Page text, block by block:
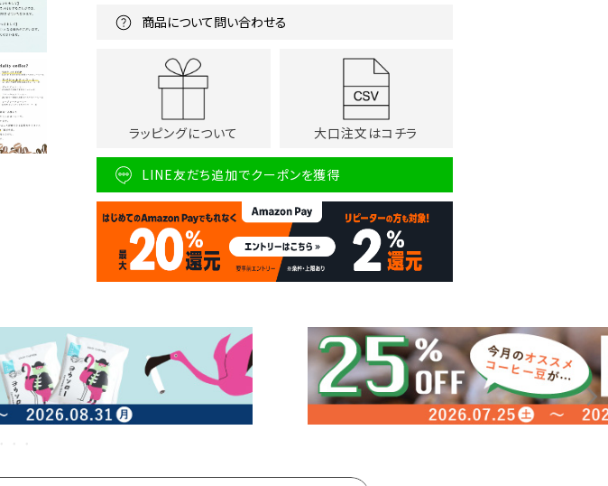
商品について問い合わせる
ラッピングについて 大口注文はコチラ
LINE友だち追加でクーポンを獲得